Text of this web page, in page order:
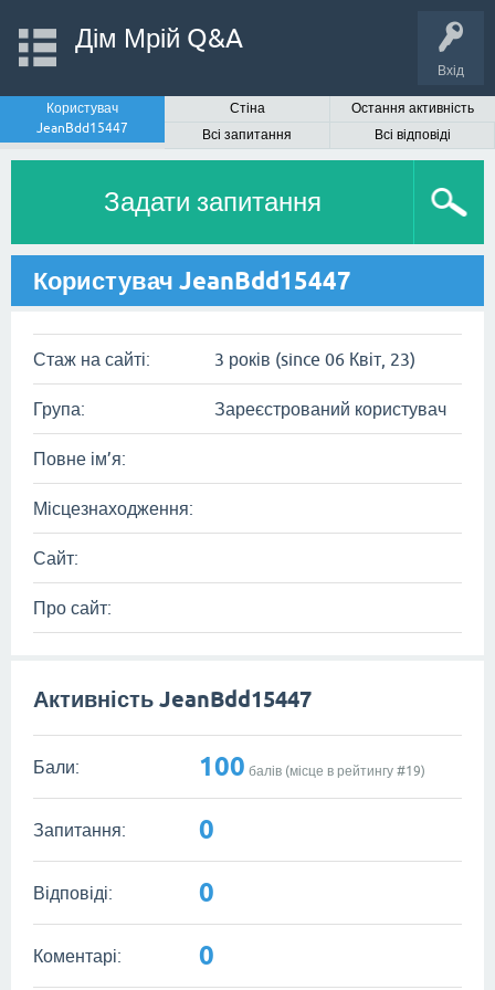
Вхід
Дім Мрій Q&A
Користувач
JeanBdd15447
Стіна
Остання активність
Всі запитання
Всі відповіді
Задати запитання
Користувач JeanBdd15447
Стаж на сайті: 3 років (since 06 Квіт, 23)
Група: Зареєстрований користувач
Повне ім’я:
Місцезнаходження:
Сайт:
Про сайт:
Активність JeanBdd15447
Бали: 100 балів (місце в рейтингу #19)
Запитання: 0
Відповіді: 0
Коментарі: 0